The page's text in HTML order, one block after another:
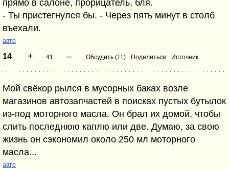
прямо в салоне, прорицатель, бля.
- Ты пристегнулся бы. - Через пять минут в столб
въехали.
авто
14 + 41 – Обсудить (11) Поделиться Источник
Мой свёкор рылся в мусорных баках возле
магазинов автозапчастей в поисках пустых бутылок
из-под моторного масла. Он брал их домой, чтобы
слить последнюю каплю или две. Думаю, за свою
жизнь он сэкономил около 250 мл моторного
масла...
авто